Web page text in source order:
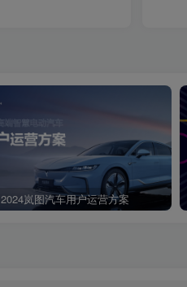
2024岚图汽车用户运营方案